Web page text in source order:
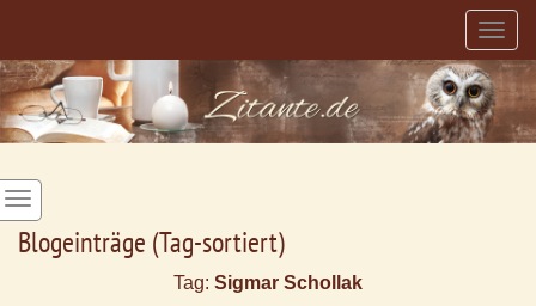
Blogeinträge (Tag-sortiert)
Tag: Sigmar Schollak